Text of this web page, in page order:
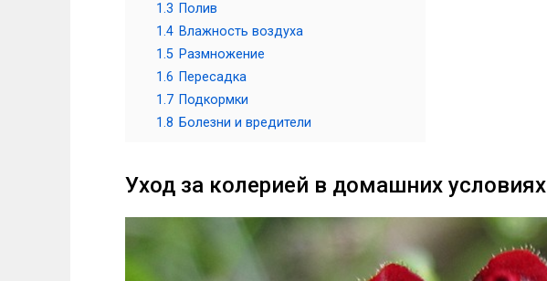
1.3 Полив
1.4 Влажность воздуха
1.5 Размножение
1.6 Пересадка
1.7 Подкормки
1.8 Болезни и вредители
Уход за колерией в домашних условиях